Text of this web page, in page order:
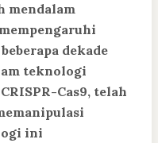
mendalam
dekade
teknologi
CRISPR-Cas9, telah
ini